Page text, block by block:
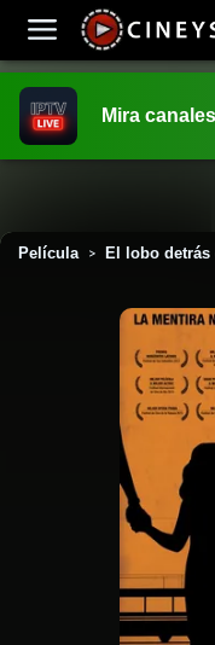
Mira
Película > El lobo detrás